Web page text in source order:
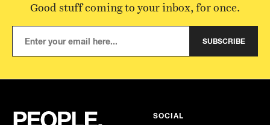
Good stuff coming to your inbox, for once.
SUBSCRIBE
SOCIAL